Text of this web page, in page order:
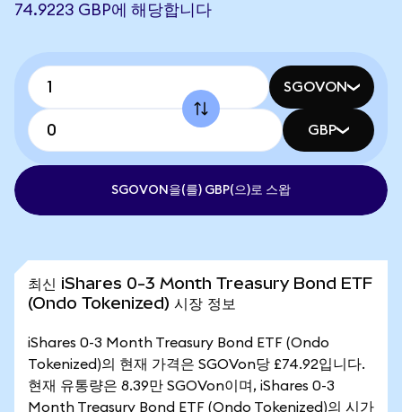
74.9223 GBP에 해당합니다
SGOVON
GBP
SGOVON을(를) GBP(으)로 스왑
최신 iShares 0-3 Month Treasury Bond ETF
(Ondo Tokenized) 시장 정보
iShares 0-3 Month Treasury Bond ETF (Ondo
Tokenized)의 현재 가격은 SGOVon당 £74.92입니다.
현재 유통량은 8.39만 SGOVon이며, iShares 0-3
Month Treasury Bond ETF (Ondo Tokenized)의 시가